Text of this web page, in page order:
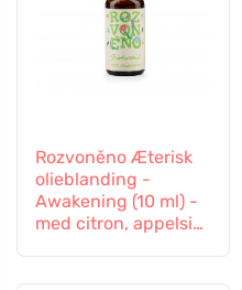
Rozvoněno Æterisk
olieblanding -
Awakening (10 ml) -
med citron, appelsin